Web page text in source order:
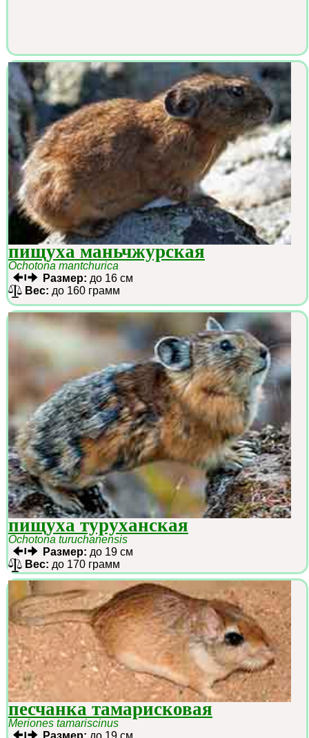
пищуха маньчжурская
Ochotona mantchurica
Размер: до 16 см
Вес: до 160 грамм
пищуха туруханская
Ochotona turuchanensis
Размер: до 19 см
Вес: до 170 грамм
песчанка тамарисковая
Meriones tamariscinus
Размер: до 19 см